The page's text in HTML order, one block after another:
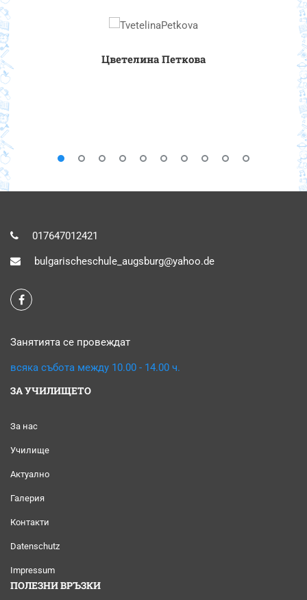
Цветелина Петкова
017647012421
bulgarischeschule_augsburg@yahoo.de
Занятията се провеждат
всяка събота между 10.00 - 14.00 ч.
ЗА УЧИЛИЩЕТО
За нас
Училище
Актуално
Галерия
Контакти
Datenschutz
Impressum
ПОЛЕЗНИ ВРЪЗКИ